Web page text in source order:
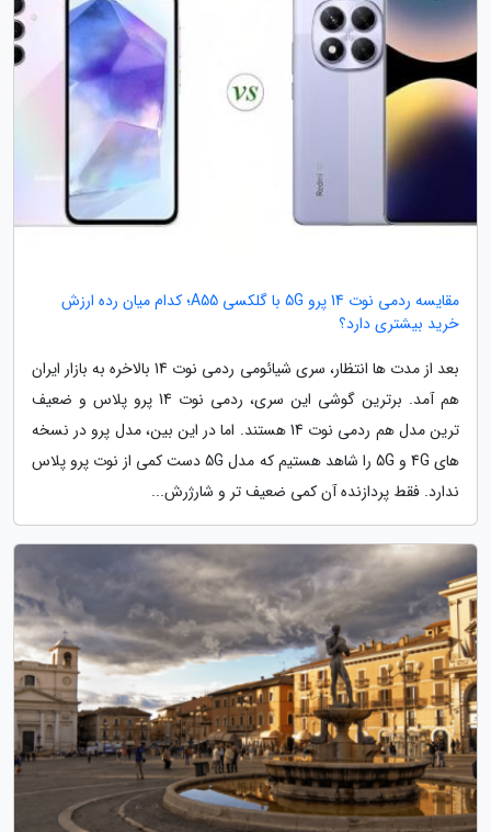
مقایسه ردمی نوت 14 پرو 5G با گلکسی A55؛ کدام میان رده ارزش
خرید بیشتری دارد؟
بعد از مدت ها انتظار، سری شیائومی ردمی نوت 14 بالاخره به بازار ایران
هم آمد. برترین گوشی این سری، ردمی نوت 14 پرو پلاس و ضعیف
ترین مدل هم ردمی نوت 14 هستند. اما در این بین، مدل پرو در نسخه
های 4G و 5G را شاهد هستیم که مدل 5G دست کمی از نوت پرو پلاس
ندارد. فقط پردازنده آن کمی ضعیف تر و شارژرش...